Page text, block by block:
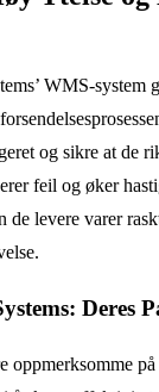
WMS-system
og sikre at de
feil og øker
de levere varer
Deres
oppmerksomme